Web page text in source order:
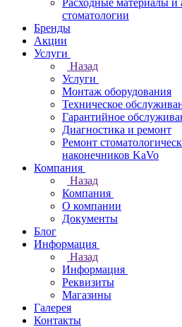
Расходные материалы и
стоматологии
Бренды
Акции
Услуги
Назад
Услуги
Монтаж оборудования
Техническое
Гарантийное
Диагностика и ремонт
Ремонт
наконечников KaVo
Компания
Назад
Компания
О компании
Документы
Блог
Информация
Назад
Информация
Реквизиты
Магазины
Галерея
Контакты